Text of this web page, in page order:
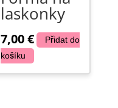
laskonky
7,00€
Přidat do
košíku